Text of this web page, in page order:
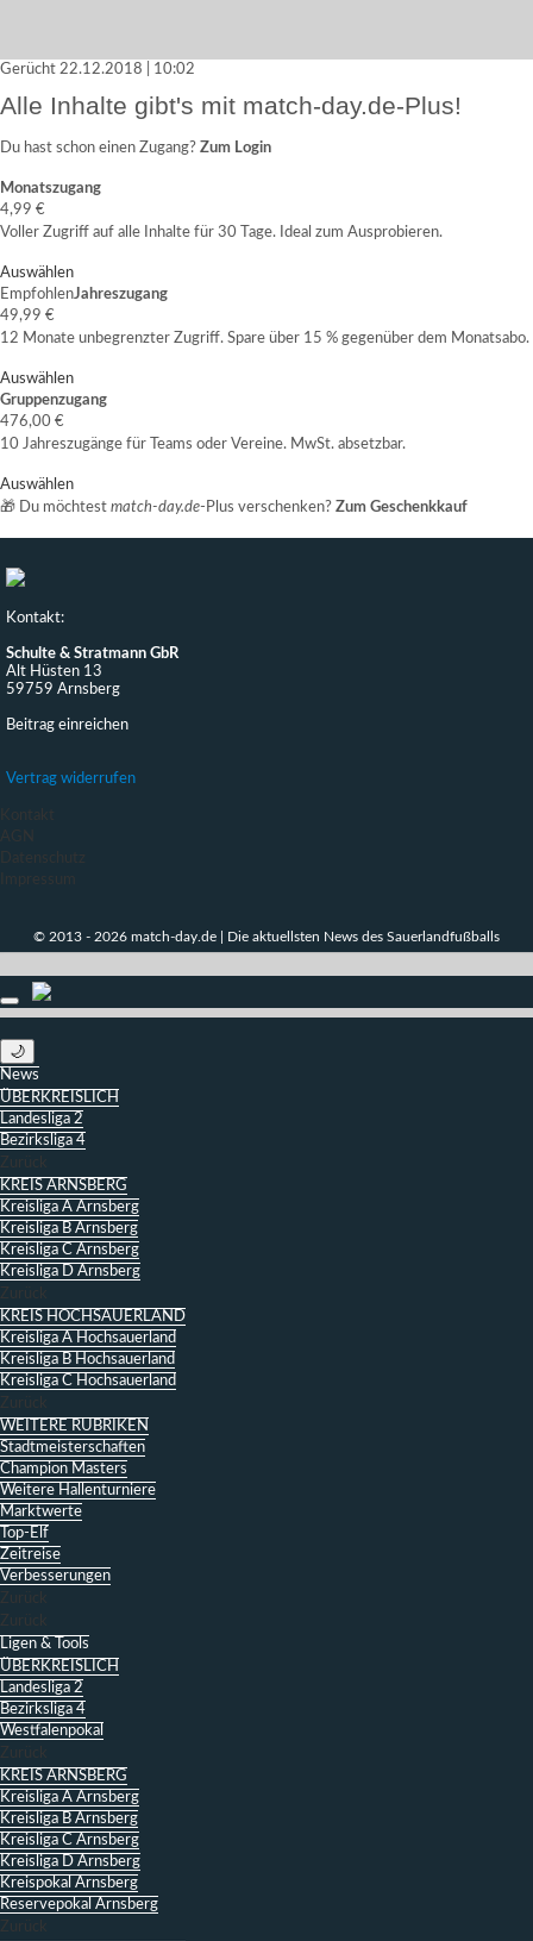
Gerücht 22.12.2018 | 10:02
Alle Inhalte gibt's mit match-day.de-Plus!
Du hast schon einen Zugang? Zum Login
Monatszugang
4,99 €
Voller Zugriff auf alle Inhalte für 30 Tage. Ideal zum Ausprobieren.
Auswählen
EmpfohlenJahreszugang
49,99 €
12 Monate unbegrenzter Zugriff. Spare über 15 % gegenüber dem Monatsabo.
Auswählen
Gruppenzugang
476,00 €
10 Jahreszugänge für Teams oder Vereine. MwSt. absetzbar.
Auswählen
🎁 Du möchtest match-day.de-Plus verschenken? Zum Geschenkkauf
Kontakt:
Schulte & Stratmann GbR
Alt Hüsten 13
59759 Arnsberg
Beitrag einreichen
Vertrag widerrufen
Kontakt
AGN
Datenschutz
Impressum
© 2013 - 2026 match-day.de | Die aktuellsten News des Sauerlandfußballs
🌙
News
ÜBERKREISLICH
Landesliga 2
Bezirksliga 4
Zurück
KREIS ARNSBERG
Kreisliga A Arnsberg
Kreisliga B Arnsberg
Kreisliga C Arnsberg
Kreisliga D Arnsberg
Zurück
KREIS HOCHSAUERLAND
Kreisliga A Hochsauerland
Kreisliga B Hochsauerland
Kreisliga C Hochsauerland
Zurück
WEITERE RUBRIKEN
Stadtmeisterschaften
Champion Masters
Weitere Hallenturniere
Marktwerte
Top-Elf
Zeitreise
Verbesserungen
Zurück
Zurück
Ligen & Tools
ÜBERKREISLICH
Landesliga 2
Bezirksliga 4
Westfalenpokal
Zurück
KREIS ARNSBERG
Kreisliga A Arnsberg
Kreisliga B Arnsberg
Kreisliga C Arnsberg
Kreisliga D Arnsberg
Kreispokal Arnsberg
Reservepokal Arnsberg
Zurück